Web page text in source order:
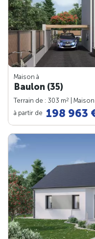
Maison à
Baulon (35)
Terrain de : 303 m2 |
à partir de 198 963